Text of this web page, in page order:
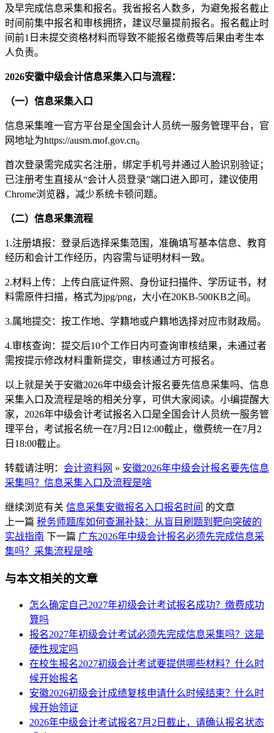
​及早完成信息采集和报名。我省报名人数多，为避免报名截止
时间前集中报名和审核拥挤，建议尽量提前报名。报名截止时
间前1日未提交资格材料而导致不能报名缴费等后果由考生本
人负责。
2026安徽中级会计信息采集入口与流程：
（一）信息采集入口
信息采集唯一官方平台是全国会计人员统一服务管理平台，官
网地址为https://ausm.mof.gov.cn。
首次登录需完成实名注册，绑定手机号并通过人脸识别验证；
已注册考生直接从“会计人员登录”端口进入即可，建议使用
Chrome浏览器，减少系统卡顿问题。
（二）信息采集流程
1.注册填报：登录后选择采集范围，准确填写基本信息、教育
经历和会计工作经历，内容需与证明材料一致。
2.材料上传：上传白底证件照、身份证扫描件、学历证书，材
料需原件扫描，格式为jpg/png，大小在20KB-500KB之间。
3.属地提交：按工作地、学籍地或户籍地选择对应市财政局。
4.审核查询：提交后10个工作日内可查询审核结果，未通过者
需按提示修改材料重新提交，审核通过方可报名。
以上就是关于安徽2026年中级会计报名要先信息采集吗、信息
采集入口及流程是啥的相关分享，可供大家阅读。小编提醒大
家，2026年中级会计考试报名入口是全国会计人员统一服务管
理平台，考试报名统一在7月2日12:00截止，缴费统一在7月2
日18:00截止。
转载请注明： 会计资料网 » 安徽2026年中级会计报名要先信息
采集吗？信息采集入口及流程是啥
继续浏览有关 信息采集安徽报名入口报名时间 的文章
上一篇 税务师题库如何查漏补缺：从盲目刷题到靶向突破的
实战指南 下一篇 广东2026年中级会计报名必须先完成信息采
集吗？采集流程是啥
与本文相关的文章
怎么确定自己2027年初级会计考试报名成功？缴费成功
算吗
报名2027年初级会计考试必须先完成信息采集吗？这是
硬性规定吗
在校生报名2027初级会计考试要提供哪些材料？什么时
候开始报名
安徽2026初级会计成绩复核申请什么时候结束？什么时
候开始领证
2026年中级会计考试报名7月2日截止，请确认报名状态